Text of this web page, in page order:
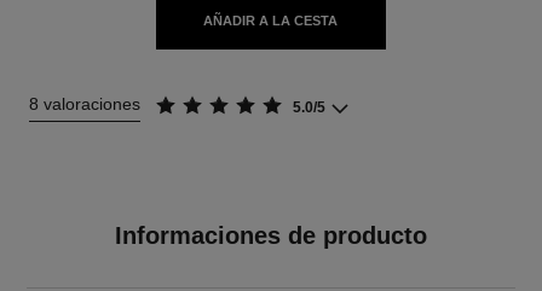
AÑADIR A LA CESTA
8 valoraciones 5.0/5
Informaciones de producto